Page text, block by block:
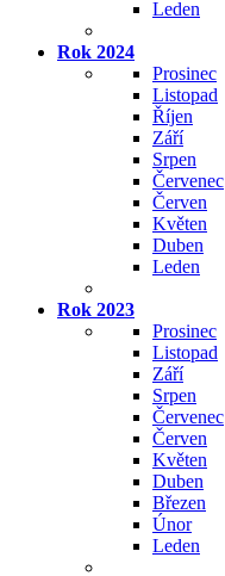
Leden
Rok 2024
Prosinec
Listopad
Říjen
Září
Srpen
Červenec
Červen
Květen
Duben
Leden
Rok 2023
Prosinec
Listopad
Září
Srpen
Červenec
Červen
Květen
Duben
Březen
Únor
Leden